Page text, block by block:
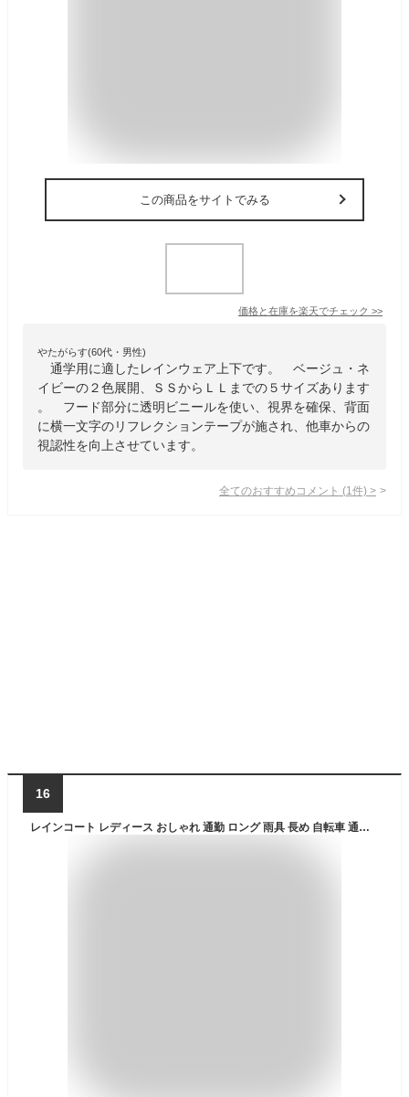
この商品をサイトでみる
価格と在庫を楽天でチェック >>
やたがらす(60代・男性)
通学用に適したレインウェア上下です。 ベージュ・ネ
イビーの２色展開、ＳＳからＬＬまでの５サイズあります
。 フード部分に透明ビニールを使い、視界を確保、背面
に横一文字のリフレクションテープが施され、他車からの
視認性を向上させています。
全てのおすすめコメント (1 件) >
16
レインコート レディース おしゃれ 通勤 ロング 雨具 長め 自転車 通学 レインウェア 携帯 防水